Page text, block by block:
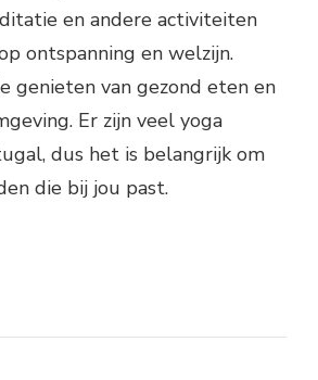
en andere activiteiten
ontspanning en welzijn.
genieten van gezond eten en
Er zijn veel yoga
dus het is belangrijk om
die bij jou past.